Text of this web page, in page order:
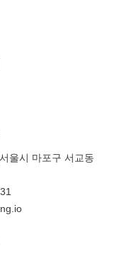
울시 마포구 서교동